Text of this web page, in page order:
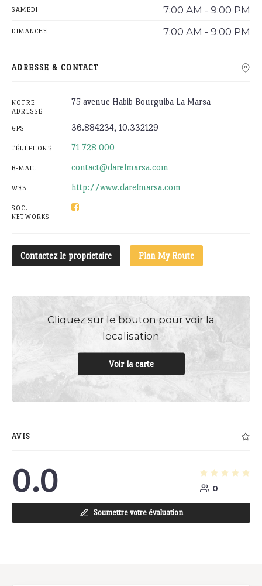
SAMEDI 7:00 AM - 9:00 PM
DIMANCHE 7:00 AM - 9:00 PM
ADRESSE & CONTACT
NOTRE
ADRESSE
75 avenue Habib Bourguiba La Marsa
GPS 36.884234, 10.332129
TÉLÉPHONE 71 728 000
E-MAIL contact@darelmarsa.com
WEB http://www.darelmarsa.com
SOC.
NETWORKS
Contactez le proprietaire Plan My Route
Cliquez sur le bouton pour voir la
localisation
Voir la carte
AVIS
0.0 0
Soumettre votre évaluation